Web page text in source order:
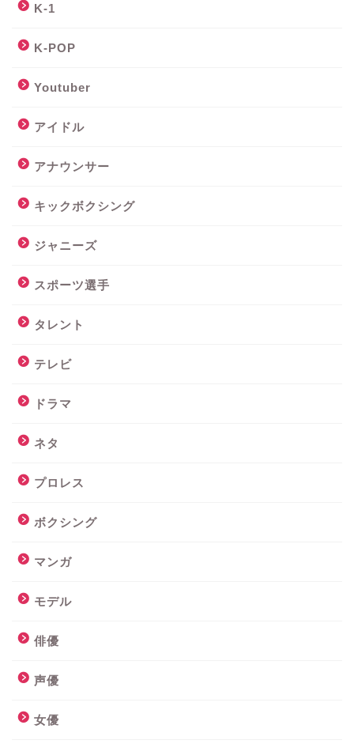
K-1
K-POP
Youtuber
アイドル
アナウンサー
キックボクシング
ジャニーズ
スポーツ選手
タレント
テレビ
ドラマ
ネタ
プロレス
ボクシング
マンガ
モデル
俳優
声優
女優